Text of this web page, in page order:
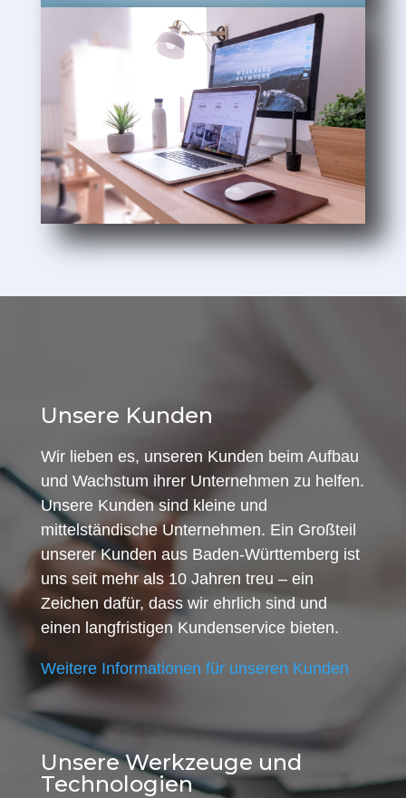
Unsere Kunden
Wir lieben es, unseren Kunden beim Aufbau
und Wachstum ihrer Unternehmen zu helfen.
Unsere Kunden sind kleine und
mittelständische Unternehmen. Ein Großteil
unserer Kunden aus Baden-Württemberg ist
uns seit mehr als 10 Jahren treu – ein
Zeichen dafür, dass wir ehrlich sind und
einen langfristigen Kundenservice bieten.
Weitere Informationen für unseren Kunden
Unsere Werkzeuge und
Technologien